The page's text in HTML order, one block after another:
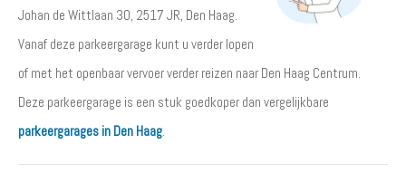
Johan de Wittlaan 30, 2517 JR, Den Haag.
Vanaf deze parkeergarage kunt u verder lopen
of met het openbaar vervoer verder reizen naar Den Haag Centrum.
Deze parkeergarage is een stuk goedkoper dan vergelijkbare
parkeergarages in Den Haag.